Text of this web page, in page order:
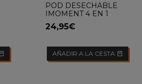
POD DESECHABLE
IMOMENT 4 EN 1
(STRAWBERRY
BANANA / LEMON
COLA ICE)...
24,95€
AÑADIR A LA CESTA